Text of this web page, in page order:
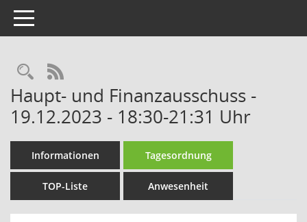
Toggle navigation
Rechercheauswahl
RSS-Feed
Haupt- und Finanzausschuss -
19.12.2023 - 18:30-21:31 Uhr
Informationen Tagesordnung
TOP-Liste Anwesenheit